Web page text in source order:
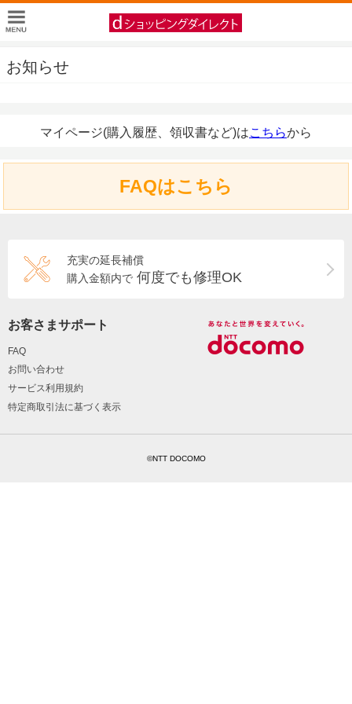
お知らせ
マイページ(購入履歴、領収書など)はこちらから
FAQはこちら
充実の延長補償
購入金額内で 何度でも修理OK
お客さまサポート
FAQ
お問い合わせ
サービス利用規約
特定商取引法に基づく表示
©NTT DOCOMO